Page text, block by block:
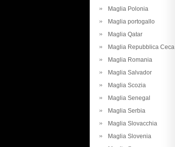
Maglia Polonia
Maglia portogallo
Maglia Qatar
Maglia Repubblica Ceca
Maglia Romania
Maglia Salvador
Maglia Scozia
Maglia Senegal
Maglia Serbia
Maglia Slovacchia
Maglia Slovenia